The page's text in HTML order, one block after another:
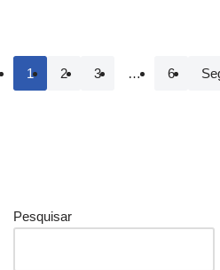
1 2 3 … 6
Pesquisar